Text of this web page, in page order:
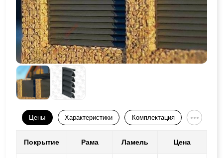
Цены Характеристики Комплектация
Покрытие Рама Ламель Цена